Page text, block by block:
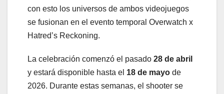
con esto los universos de ambos videojuegos
se fusionan en el evento temporal Overwatch x
Hatred’s Reckoning.
La celebración comenzó el pasado 28 de abril
y estará disponible hasta el 18 de mayo de
2026. Durante estas semanas, el shooter se